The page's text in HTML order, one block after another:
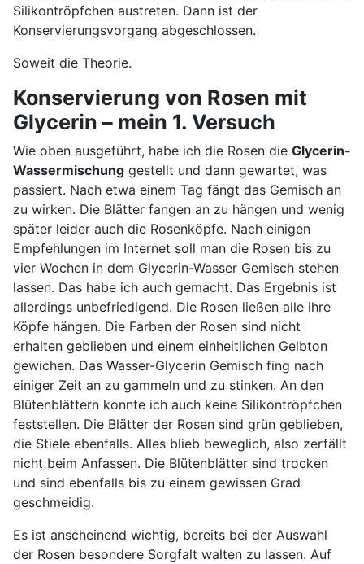
Silikontröpfchen austreten. Dann ist der
Konservierungsvorgang abgeschlossen.
Soweit die Theorie.
Konservierung von Rosen mit
Glycerin – mein 1. Versuch
Wie oben ausgeführt, habe ich die Rosen die Glycerin-
Wassermischung gestellt und dann gewartet, was
passiert. Nach etwa einem Tag fängt das Gemisch an
zu wirken. Die Blätter fangen an zu hängen und wenig
später leider auch die Rosenköpfe. Nach einigen
Empfehlungen im Internet soll man die Rosen bis zu
vier Wochen in dem Glycerin-Wasser Gemisch stehen
lassen. Das habe ich auch gemacht. Das Ergebnis ist
allerdings unbefriedigend. Die Rosen ließen alle ihre
Köpfe hängen. Die Farben der Rosen sind nicht
erhalten geblieben und einem einheitlichen Gelbton
gewichen. Das Wasser-Glycerin Gemisch fing nach
einiger Zeit an zu gammeln und zu stinken. An den
Blütenblättern konnte ich auch keine Silikontröpfchen
feststellen. Die Blätter der Rosen sind grün geblieben,
die Stiele ebenfalls. Alles blieb beweglich, also zerfällt
nicht beim Anfassen. Die Blütenblätter sind trocken
und sind ebenfalls bis zu einem gewissen Grad
geschmeidig.
Es ist anscheinend wichtig, bereits bei der Auswahl
der Rosen besondere Sorgfalt walten zu lassen. Auf